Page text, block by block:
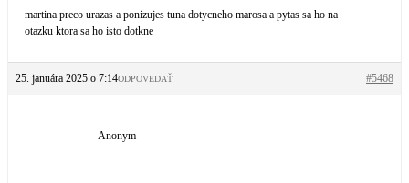
martina preco urazas a ponizujes tuna dotycneho marosa a pytas sa ho na
otazku ktora sa ho isto dotkne
25. januára 2025 o 7:14 #5468
ODPOVEDAŤ
Anonym